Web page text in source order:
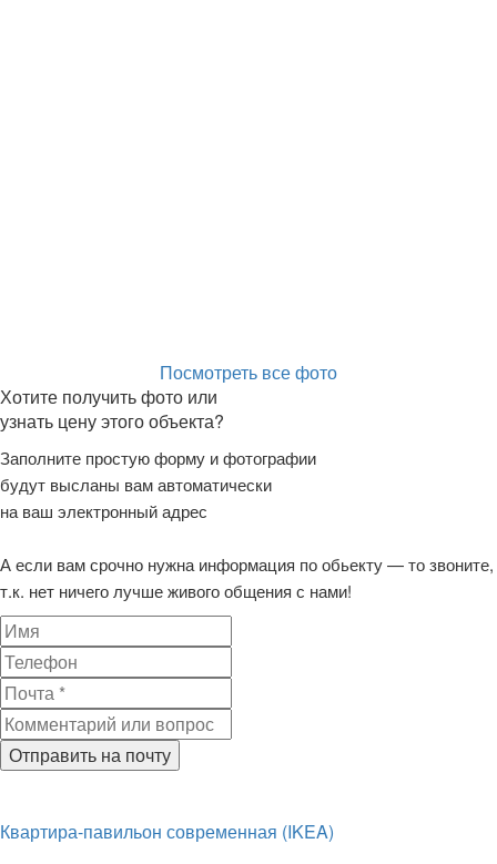
Посмотреть все фото
Хотите получить фото или
узнать цену этого объекта?
Заполните простую форму и фотографии
будут высланы вам автоматически
на ваш электронный адрес
А если вам срочно нужна информация по обьекту — то звоните,
т.к. нет ничего лучше живого общения с нами!
Отправить на почту
Квартира-павильон современная (IKEA)